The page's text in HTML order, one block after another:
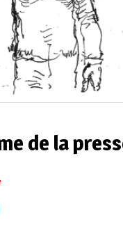
de la